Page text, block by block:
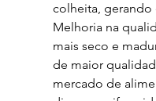
colheita,
Melhoria na
mais seco e
de maior
mercado de